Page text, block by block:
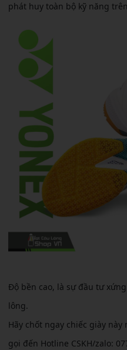
phát huy toàn bộ kỹ năng
Độ bền cao, là sự đầu tư
lông.
Hãy chốt ngay chiếc giày
gọi đến Hotline CSKH/zalo: